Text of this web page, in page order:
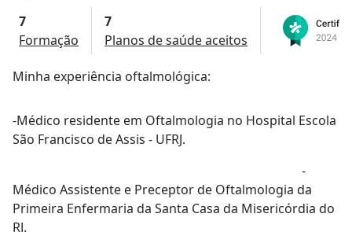
7
Formação
7
Planos de saúde aceitos
Minha experiência oftalmológica:
-Médico residente em Oftalmologia no Hospital Escola
São Francisco de Assis - UFRJ.
-
Médico Assistente e Preceptor de Oftalmologia da
Primeira Enfermaria da Santa Casa da Misericórdia do
RJ.